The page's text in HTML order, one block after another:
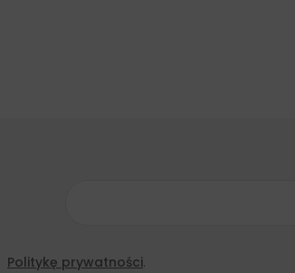
Politykę prywatności.